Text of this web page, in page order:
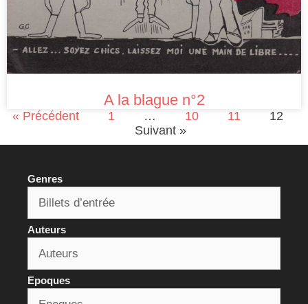
A la blague n°2
« Précédent 1 … 10 11
12
Suivant »
Genres
Auteurs
Epoques